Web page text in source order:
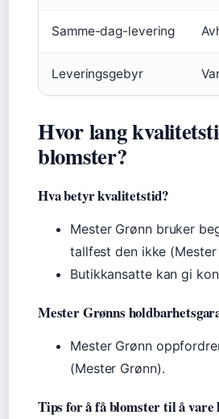
Samme-dag-levering
Leveringsgebyr
Hvor lang
blomster?
Hva betyr kvalitetstid?
Mester Grønn bruker
tallfest den ikke (Mester
Butikkansatte kan gi
Mester Grønns
Mester Grønn
(Mester Grønn).
Tips for å få blomster til å vare